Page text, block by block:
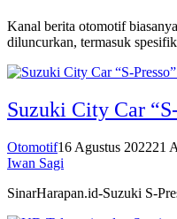
Kanal berita otomotif
diluncurkan, termasuk
Suzuki City Car
Otomotif16 Agustus 202221
Iwan Sagi
SinarHarapan.id-Suzuki S-